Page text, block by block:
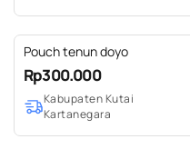
Pouch tenun doyo
Rp300.000
Kabupaten Kutai
Kartanegara